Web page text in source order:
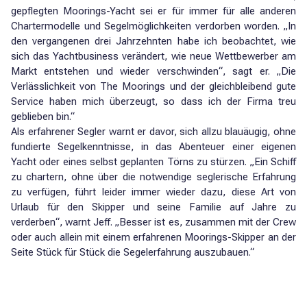
gepflegten Moorings-Yacht sei er für immer für alle anderen
Chartermodelle und Segelmöglichkeiten verdorben worden. „In
den vergangenen drei Jahrzehnten habe ich beobachtet, wie
sich das Yachtbusiness verändert, wie neue Wettbewerber am
Markt entstehen und wieder verschwinden“, sagt er. „Die
Verlässlichkeit von The Moorings und der gleichbleibend gute
Service haben mich überzeugt, so dass ich der Firma treu
geblieben bin.“
Als erfahrener Segler warnt er davor, sich allzu blauäugig, ohne
fundierte Segelkenntnisse, in das Abenteuer einer eigenen
Yacht oder eines selbst geplanten Törns zu stürzen. „Ein Schiff
zu chartern, ohne über die notwendige seglerische Erfahrung
zu verfügen, führt leider immer wieder dazu, diese Art von
Urlaub für den Skipper und seine Familie auf Jahre zu
verderben“, warnt Jeff. „Besser ist es, zusammen mit der Crew
oder auch allein mit einem erfahrenen Moorings-Skipper an der
Seite Stück für Stück die Segelerfahrung auszubauen.“